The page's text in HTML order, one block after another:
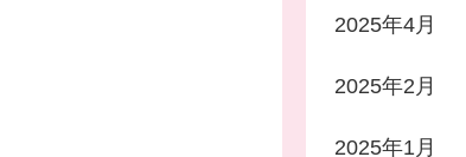
2025年4月
2025年2月
2025年1月